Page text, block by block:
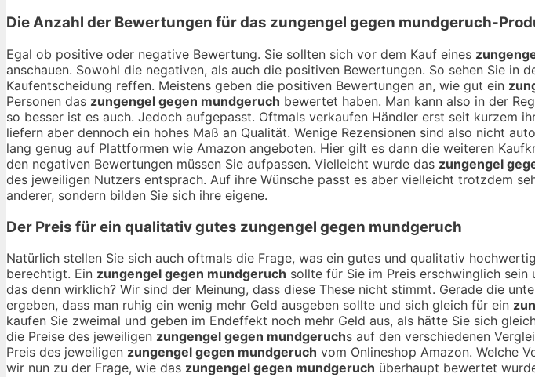
Die Anzahl der Bewertungen für das zungengel gegen mundgeruch-
Egal ob positive oder negative Bewertung. Sie sollten sich vor dem Kauf eines
anschauen. Sowohl die negativen, als auch die positiven Bewertungen. So sehen Sie
Kaufentscheidung reffen. Meistens geben die positiven Bewertungen an, wie gut ein
Personen das zungengel gegen mundgeruch bewertet haben. Man kann also in der
so besser ist es auch. Jedoch aufgepasst. Oftmals verkaufen Händler erst seit kurzem
liefern aber dennoch ein hohes Maß an Qualität. Wenige Rezensionen sind also nicht
lang genug auf Plattformen wie Amazon angeboten. Hier gilt es dann die weiteren
den negativen Bewertungen müssen Sie aufpassen. Vielleicht wurde das zungengel
des jeweiligen Nutzers entsprach. Auf ihre Wünsche passt es aber vielleicht trotzdem
anderer, sondern bilden Sie sich ihre eigene.
Der Preis für ein qualitativ gutes zungengel gegen mundgeruch
Natürlich stellen Sie sich auch oftmals die Frage, was ein gutes und qualitativ
berechtigt. Ein zungengel gegen mundgeruch sollte für Sie im Preis erschwinglich
das denn wirklich? Wir sind der Meinung, dass diese These nicht stimmt. Gerade die
ergeben, dass man ruhig ein wenig mehr Geld ausgeben sollte und sich gleich für ein
kaufen Sie zweimal und geben im Endeffekt noch mehr Geld aus, als hätte Sie sich
die Preise des jeweiligen zungengel gegen mundgeruchs auf den verschiedenen
Preis des jeweiligen zungengel gegen mundgeruch vom Onlineshop Amazon. Welche
wir nun zu der Frage, wie das zungengel gegen mundgeruch überhaupt bewertet